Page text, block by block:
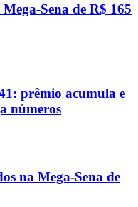
Sena de R$ 165
prêmio acumula e
números
na Mega-Sena de